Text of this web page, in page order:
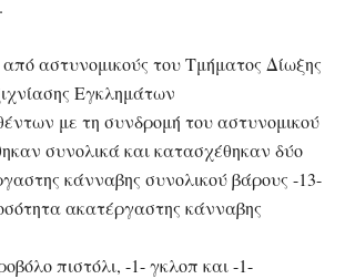
αστυνομικούς του Τμήματος Δίωξης
Εγκλημάτων
με τη συνδρομή του αστυνομικού
συνολικά και κατασχέθηκαν δύο
κάνναβης συνολικού βάρους -13-
ακατέργαστης κάνναβης
πιστόλι, -1- γκλοπ και -1-